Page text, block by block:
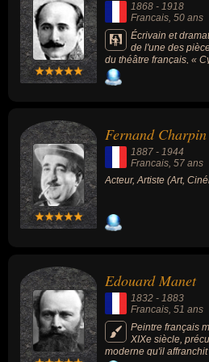
1868 - 1918
Francais , 50 ans
Écrivain et
de l'une des
du théâtre français, «
(1897), époux de la
Gérard et père de
Fernand Charpin
1887 - 1944
Francais, 57 ans
Acteur, Artiste (Art,
Edouard Manet
1832 - 1883
Francais, 51 ans
Peintre français
XIXe siècle,
moderne qu'il